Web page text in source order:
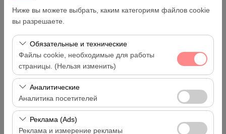
Ниже вы можете выбрать, каким категориям файлов cookie
вы разрешаете.
Обязательные и технические
Файлы cookie, необходимые для работы
страницы. (Нельзя изменить)
Эти файлы cookie необходимы для корректной
работы сайта, безопасности, управления сеансами и
базовых функций. Их нельзя отключить.
Аналитические
Аналитика посетителей
Эти файлы cookie позволяют нам анализировать, как
используется наш сайт (количество посетителей,
Реклама (Ads)
Реклама и измерение рекламы
Antalya Аэропорт (AYT)
Указать другое место возврата машины
Antalya Аэропорт (AYT)
Дата и время пуска
Дата и время возврата